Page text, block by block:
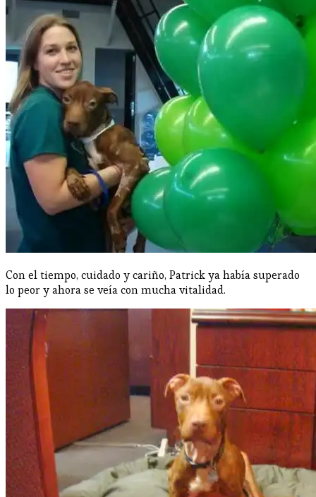
Con el tiempo, cuidado y cariño, Patrick ya había superado
lo peor y ahora se veía con mucha vitalidad.